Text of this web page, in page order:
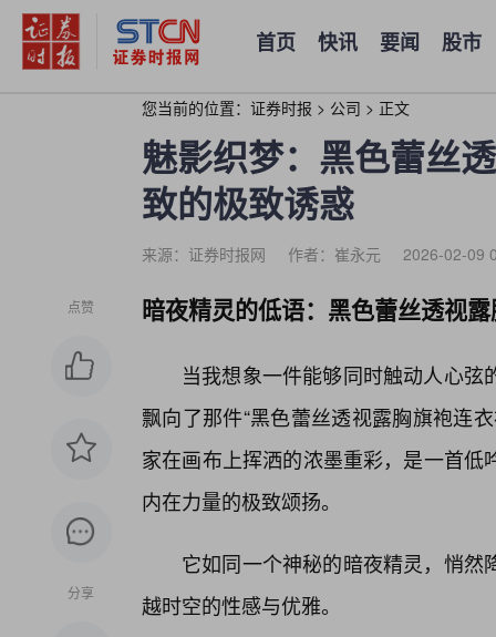
首页 快讯 要闻 股市
您当前的位置： 证券时报 > 公司 > 正文
魅影织梦：黑色蕾丝
致的极致诱惑
来源：证券时报网 作者：崔永元 2026-02-09
点赞
分享
暗夜精灵的低语：黑色蕾丝透视
当我想象一件能够同时触动人心
飘向了那件“黑色蕾丝透视露胸旗袍连
家在画布上挥洒的浓墨重彩，是一首
内在力量的极致颂扬。
它如同一个神秘的暗夜精灵，悄
越时空的性感与优雅。